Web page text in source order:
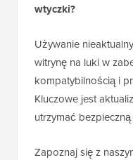
wtyczki?
Używanie
witrynę na luki w
kompatybilnością i
Kluczowe jest
utrzymać
Zapoznaj się z